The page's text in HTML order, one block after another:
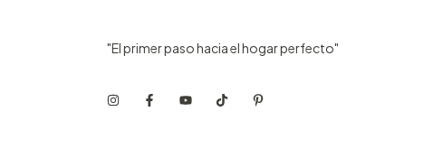
"El primer paso hacia el hogar perfecto"